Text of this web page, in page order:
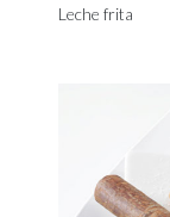
Leche frita